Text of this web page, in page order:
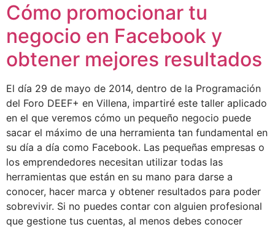
Cómo promocionar tu
negocio en Facebook y
obtener mejores resultados
El día 29 de mayo de 2014, dentro de la Programación
del Foro DEEF+ en Villena, impartiré este taller aplicado
en el que veremos cómo un pequeño negocio puede
sacar el máximo de una herramienta tan fundamental en
su día a día como Facebook. Las pequeñas empresas o
los emprendedores necesitan utilizar todas las
herramientas que están en su mano para darse a
conocer, hacer marca y obtener resultados para poder
sobrevivir. Si no puedes contar con alguien profesional
que gestione tus cuentas, al menos debes conocer